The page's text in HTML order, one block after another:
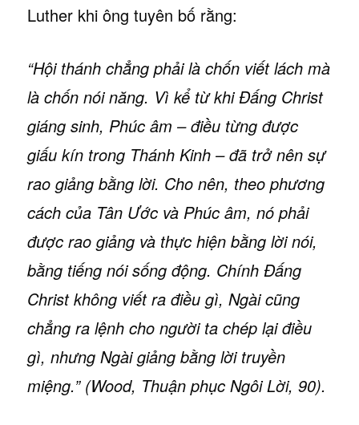
Luther khi ông tuyên bố rằng:
“Hội thánh chẳng phải là chốn viết lách mà
là chốn nói năng. Vì kể từ khi Đấng Christ
giáng sinh, Phúc âm – điều từng được
giấu kín trong Thánh Kinh – đã trở nên sự
rao giảng bằng lời. Cho nên, theo phương
cách của Tân Ước và Phúc âm, nó phải
được rao giảng và thực hiện bằng lời nói,
bằng tiếng nói sống động. Chính Đấng
Christ không viết ra điều gì, Ngài cũng
chẳng ra lệnh cho người ta chép lại điều
gì, nhưng Ngài giảng bằng lời truyền
miệng.” (Wood, Thuận phục Ngôi Lời, 90).